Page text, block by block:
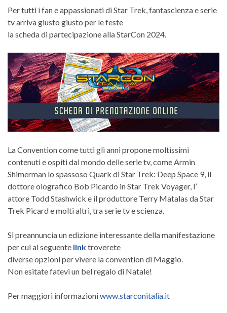
Per tutti i fan e appassionati di Star Trek, fantascienza e serie
tv arriva giusto giusto per le feste
la scheda di partecipazione alla StarCon 2024.
La Convention come tutti gli anni propone moltissimi
contenuti e ospiti dal mondo delle serie tv, come Armin
Shimerman lo spassoso Quark di Star Trek: Deep Space 9, il
dottore olografico Bob Picardo in Star Trek Voyager, l’
attore Todd Stashwick e il produttore Terry Matalas da Star
Trek Picard e molti altri, tra serie tv e scienza.
Si preannuncia un edizione interessante della manifestazione
per cui al seguente linktroverete
diverse opzioni per vivere la convention di Maggio.
Non esitate fatevi un bel regalo di Natale!
Per maggiori informazioniwww.starconitalia.it